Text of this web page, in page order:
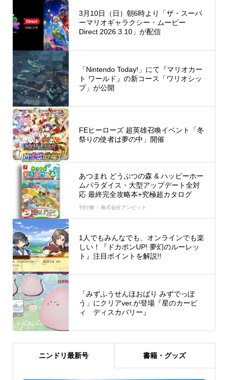
3月10日（日）朝6時より「ザ・スーパ
ーマリオギャラクシー・ムービー
Direct 2026.3.10」が配信
「Nintendo Today!」にて『マリオカー
ト ワールド』の新コース「ワリオシッ
プ」が公開
FEヒーローズ 超英雄召喚イベント「冬
祭りの使者は夢の中」開催
あつまれ どうぶつの森 & ハッピーホー
ムパラダイス・大型アップデート全対
応 最終完全攻略本+究極超カタログ
刊行物 株式会社アンビット
1人でもみんなでも、オンラインでも楽
しい！『ドカポンUP! 夢幻のルーレッ
ト』注目ポイントを解説!!
「みずふうせんほおばり みずでっぽ
う」にクリアver.が登場『星のカービ
ィ ディスカバリー』
ニンドリ最新号 書籍・グッズ